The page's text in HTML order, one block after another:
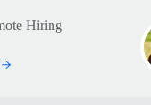
Hiring